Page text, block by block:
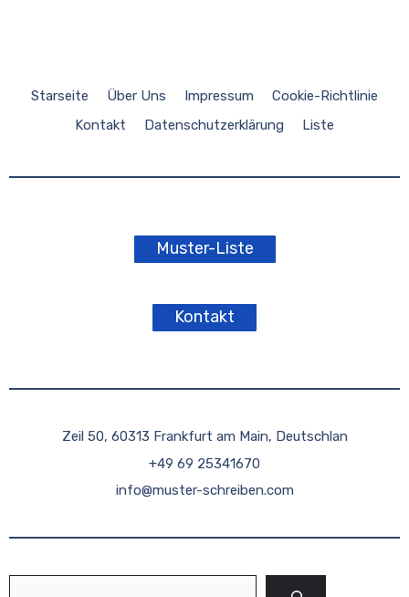
Starseite Über Uns Impressum
Cookie-Richtlinie
Kontakt
Datenschutzerklärung Liste
Muster-Liste
Kontakt
Zeil 50, 60313 Frankfurt am Main, Deutschlan
+49 69 25341670
info@muster-schreiben.com